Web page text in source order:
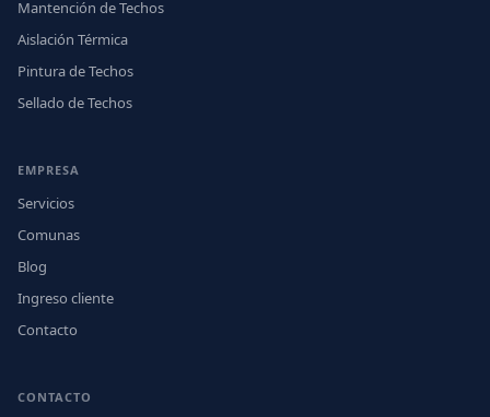
Mantención de Techos
Aislación Térmica
Pintura de Techos
Sellado de Techos
EMPRESA
Servicios
Comunas
Blog
Ingreso cliente
Contacto
CONTACTO